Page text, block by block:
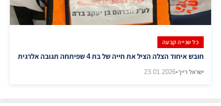
כל שנייה קבעה
חובש איחוד הצלה הציל את חייה של בת 4 שפיתחה תגובה אלרגית
ישראל רייך•
23.01.2026